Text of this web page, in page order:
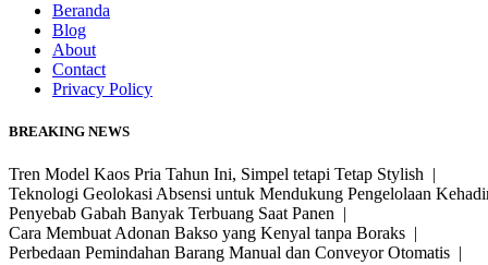
Beranda
Blog
About
Contact
Privacy Policy
BREAKING NEWS
Tren Model Kaos Pria Tahun Ini, Simpel tetapi Tetap Stylish |
Teknologi Geolokasi Absensi untuk Mendukung Pengelolaan
Penyebab Gabah Banyak Terbuang Saat Panen |
Cara Membuat Adonan Bakso yang Kenyal tanpa Boraks |
Perbedaan Pemindahan Barang Manual dan Conveyor Otomatis |